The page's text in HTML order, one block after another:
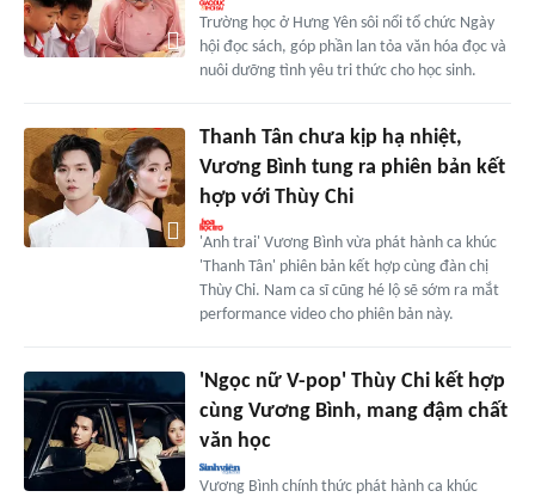
Trường học ở Hưng Yên sôi nổi tổ chức Ngày
hội đọc sách, góp phần lan tỏa văn hóa đọc và
nuôi dưỡng tình yêu tri thức cho học sinh.
Thanh Tân chưa kịp hạ nhiệt,
Vương Bình tung ra phiên bản kết
hợp với Thùy Chi
'Anh trai' Vương Bình vừa phát hành ca khúc
'Thanh Tân' phiên bản kết hợp cùng đàn chị
Thùy Chi. Nam ca sĩ cũng hé lộ sẽ sớm ra mắt
performance video cho phiên bản này.
'Ngọc nữ V-pop' Thùy Chi kết hợp
cùng Vương Bình, mang đậm chất
văn học
Vương Bình chính thức phát hành ca khúc